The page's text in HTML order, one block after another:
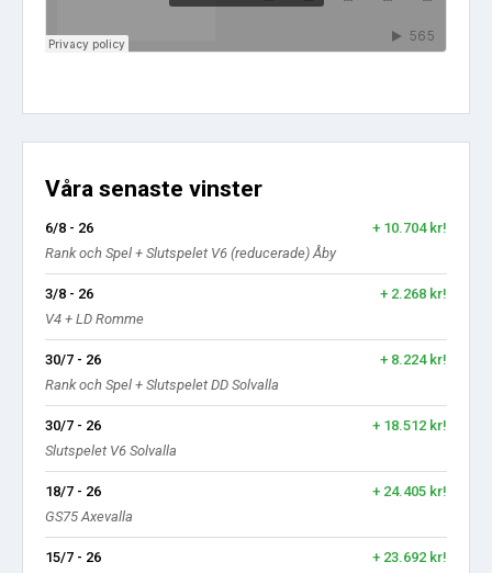
Våra senaste vinster
6/8 - 26
+ 10.704 kr!
Rank och Spel + Slutspelet V6 (reducerade) Åby
3/8 - 26
+ 2.268 kr!
V4 + LD Romme
30/7 - 26
+ 8.224 kr!
Rank och Spel + Slutspelet DD Solvalla
30/7 - 26
+ 18.512 kr!
Slutspelet V6 Solvalla
18/7 - 26
+ 24.405 kr!
GS75 Axevalla
15/7 - 26
+ 23.692 kr!